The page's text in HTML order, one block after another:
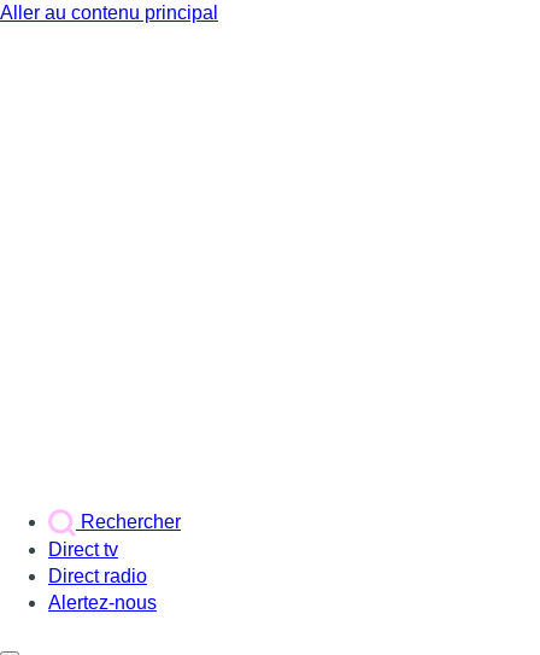
Aller au contenu principal
Rechercher
Direct tv
Direct radio
Alertez-nous